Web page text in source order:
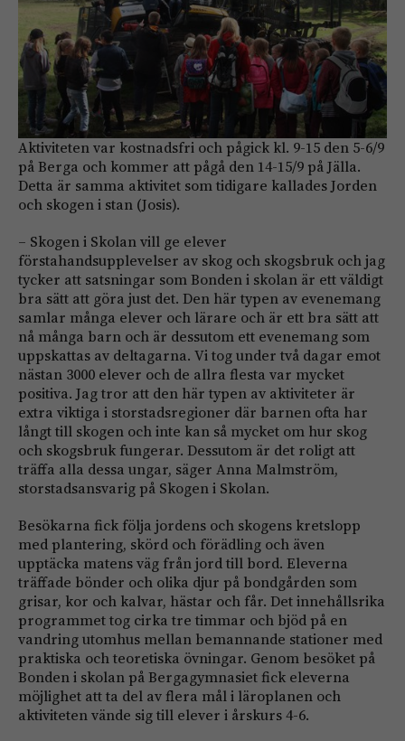
Aktiviteten var kostnadsfri och pågick kl. 9-15 den 5-6/9
på Berga och kommer att pågå den 14-15/9 på Jälla.
Detta är samma aktivitet som tidigare kallades Jorden
och skogen i stan (Josis).
– Skogen i Skolan vill ge elever
förstahandsupplevelser av skog och skogsbruk och jag
tycker att satsningar som Bonden i skolan är ett väldigt
bra sätt att göra just det. Den här typen av evenemang
samlar många elever och lärare och är ett bra sätt att
nå många barn och är dessutom ett evenemang som
uppskattas av deltagarna. Vi tog under två dagar emot
nästan 3000 elever och de allra flesta var mycket
positiva. Jag tror att den här typen av aktiviteter är
extra viktiga i storstadsregioner där barnen ofta har
långt till skogen och inte kan så mycket om hur skog
och skogsbruk fungerar. Dessutom är det roligt att
träffa alla dessa ungar, säger Anna Malmström,
storstadsansvarig på Skogen i Skolan.
Besökarna fick följa jordens och skogens kretslopp
med plantering, skörd och förädling och även
upptäcka matens väg från jord till bord. Eleverna
träffade bönder och olika djur på bondgården som
grisar, kor och kalvar, hästar och får. Det innehållsrika
programmet tog cirka tre timmar och bjöd på en
vandring utomhus mellan bemannande stationer med
praktiska och teoretiska övningar. Genom besöket på
Bonden i skolan på Bergagymnasiet fick eleverna
möjlighet att ta del av flera mål i läroplanen och
aktiviteten vände sig till elever i årskurs 4-6.